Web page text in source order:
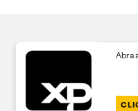
Abra